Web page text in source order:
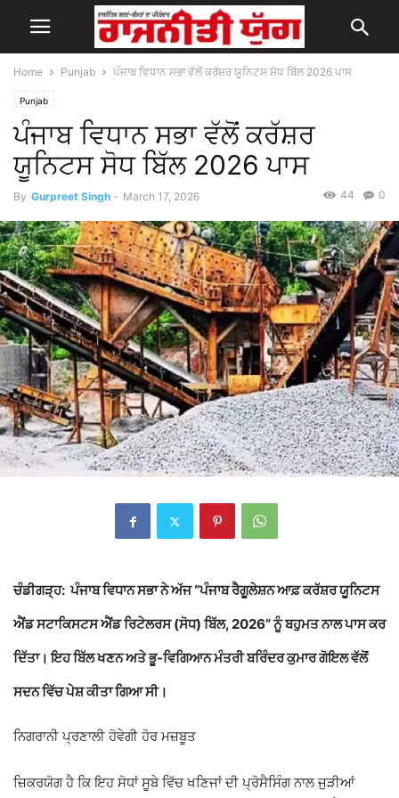
Home Punjab ਪੰਜਾਬ ਵਿਧਾਨ ਸਭਾ ਵੱਲੋਂ ਕਰੱਸ਼ਰ ਯੂਨਿਟਸ ਸੋਧ ਬਿੱਲ 2026 ਪਾਸ
Punjab
ਪੰਜਾਬ ਵਿਧਾਨ ਸਭਾ ਵੱਲੋਂ ਕਰੱਸ਼ਰ
ਯੂਨਿਟਸ ਸੋਧ ਬਿੱਲ 2026 ਪਾਸ
By Gurpreet Singh - March 17, 2026 0
44
ਚੰਡੀਗੜ੍ਹ: ਪੰਜਾਬ ਵਿਧਾਨ ਸਭਾਨੇ ਅੱਜ “ਪੰਜਾਬ ਰੈਗੂਲੇਸ਼ਨ ਆਫ਼ ਕਰੱਸ਼ਰ ਯੂਨਿਟਸ
ਐਂਡ ਸਟਾਕਿਸਟਸ ਐਂਡ ਰਿਟੇਲਰਸ (ਸੋਧ) ਬਿੱਲ, 2026” ਨੂੰ ਬਹੁਮਤ ਨਾਲ ਪਾਸ ਕਰ
ਦਿੱਤਾ। ਇਹ ਬਿੱਲ ਖਣਨ ਅਤੇ ਭੂ-ਵਿਗਿਆਨ ਮੰਤਰੀਬਰਿੰਦਰ ਕੁਮਾਰ ਗੋਇਲਵੱਲੋਂ
ਸਦਨ ਵਿੱਚ ਪੇਸ਼ ਕੀਤਾ ਗਿਆ ਸੀ।
ਨਿਗਰਾਨੀ ਪ੍ਰਣਾਲੀ ਹੋਵੇਗੀ ਹੋਰ ਮਜ਼ਬੂਤ
ਜ਼ਿਕਰਯੋਗ ਹੈ ਕਿ ਇਹ ਸੋਧਾਂ ਸੂਬੇ ਵਿੱਚ ਖਣਿਜਾਂ ਦੀ ਪ੍ਰੋਸੈਸਿੰਗ ਨਾਲ ਜੁੜੀਆਂ